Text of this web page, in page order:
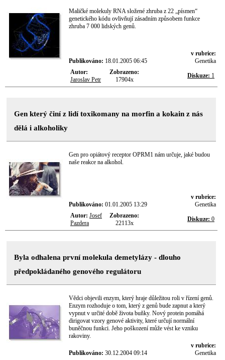
Maličké molekuly RNA složené zhruba z 22 „písmen“
genetického kódu ovlivňují zásadním způsobem funkce
zhruba 7 000 lidských genů.
Publikováno: 18.01.2005 06:45
v rubrice:
Genetika
Autor:
Jaroslav Petr
Zobrazeno:
17904x
Diskuze: 1
Gen který činí z lidí toxikomany na morfin a kokain z nás
dělá i alkoholiky
Gen pro opiátový receptor OPRM1 nám určuje, jaké budou
naše reakce na alkohol.
Publikováno: 01.01.2005 13:29
v rubrice:
Genetika
Autor: Josef
Pazdera
Zobrazeno:
22113x
Diskuze: 0
Byla odhalena první molekula demetylázy - dlouho
předpokládaného genového regulátoru
Vědci objevili enzym, který hraje důležitou roli v řízení genů.
Enzym rozhoduje o tom, který z genů bude zapnut a který
vypnut v určité době života buňky. Nový protein pomáhá
dirigovat vzory genové aktivity, které určují normální
buněčnou funkci. Jeho poškození může vést ke vzniku
rakoviny.
Publikováno: 30.12.2004 09:14
v rubrice:
Genetika